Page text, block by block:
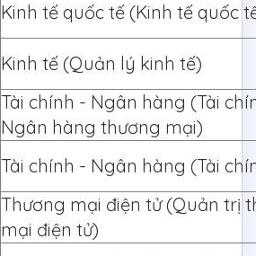
Kinh tế quốc tế (Kinh tế quốc
Kinh tế (Quản lý kinh tế)
Tài chính - Ngân hàng (Tài
Ngân hàng thương mại)
Tài chính - Ngân hàng (Tài
Thương mại điện tử (Quản trị
mại điện tử)